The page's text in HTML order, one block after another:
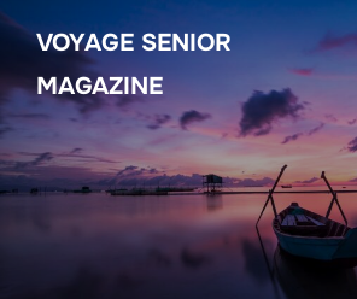
Aller
contenu
VOYAGE SENIOR
MAGAZINE